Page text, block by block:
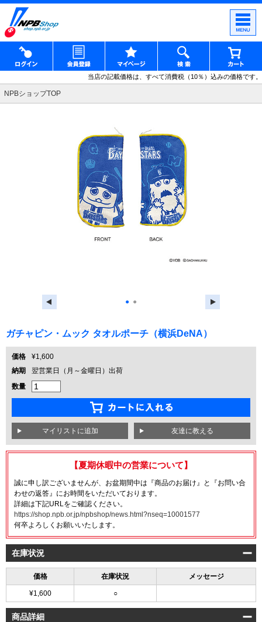
当店の記載価格は、すべて消費税（10％）込みの価格です。
NPBショップTOP
● ●
ガチャピン・ムック タオルポーチ（横浜DeNA）
価格
¥1,600
納期
翌営業日（月～金曜日）出荷
数量
友達に教える
【夏期休暇中の営業について】
誠に申し訳ございませんが、お盆期間中は『商品のお届け』と『お問い合
わせの返答』にお時間をいただいております。
詳細は下記URLをご確認ください。
https://shop.npb.or.jp/npbshop/news.html?nseq=10001577
何卒よろしくお願いいたします。
在庫状況
価格 在庫状況 メッセージ
¥1,600 ○
商品詳細